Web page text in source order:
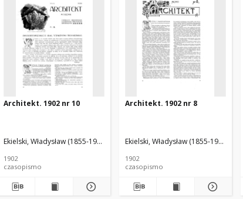
Architekt. 1902 nr 10
Ekielski, Władysław (1855-1927). Red.
1902
czasopismo
Architekt. 1902 nr 8
Ekielski, Władysław (1855-1927). Red.
1902
czasopismo